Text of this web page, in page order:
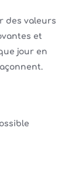
des valeurs
et
jour en